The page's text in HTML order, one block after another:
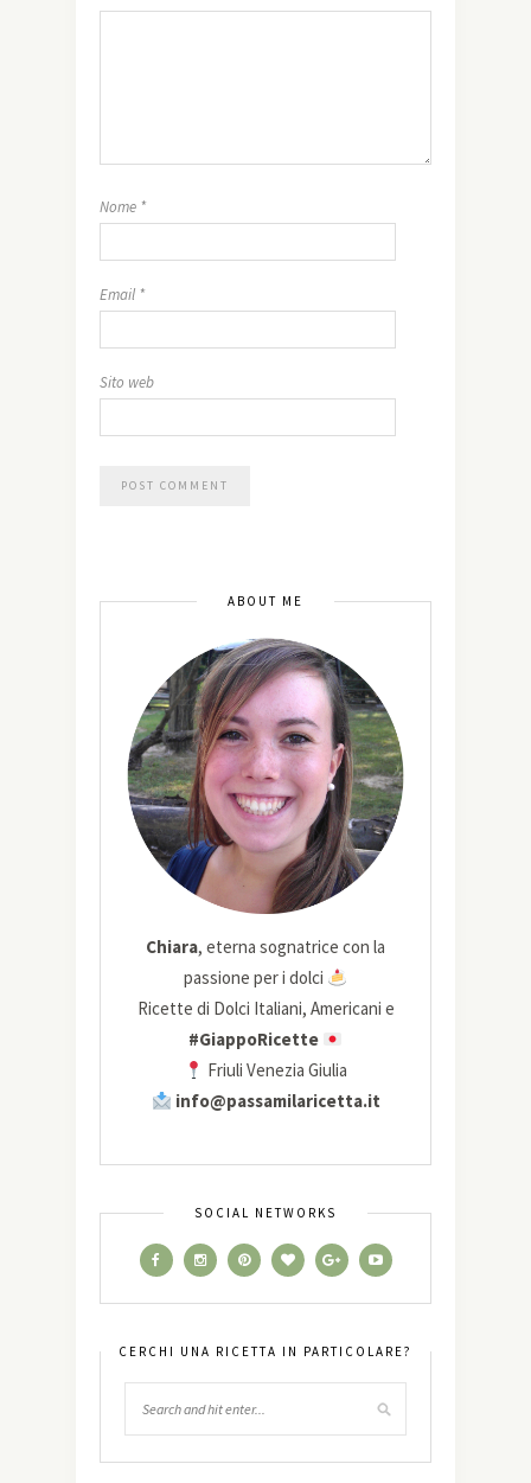
Nome *
Email *
Sito web
ABOUT ME
Chiara, eterna sognatrice con la
passione per i dolci
Ricette di Dolci Italiani, Americani e
#GiappoRicette
Friuli Venezia Giulia
info@passamilaricetta.it
SOCIAL NETWORKS
CERCHI UNA RICETTA IN PARTICOLARE?